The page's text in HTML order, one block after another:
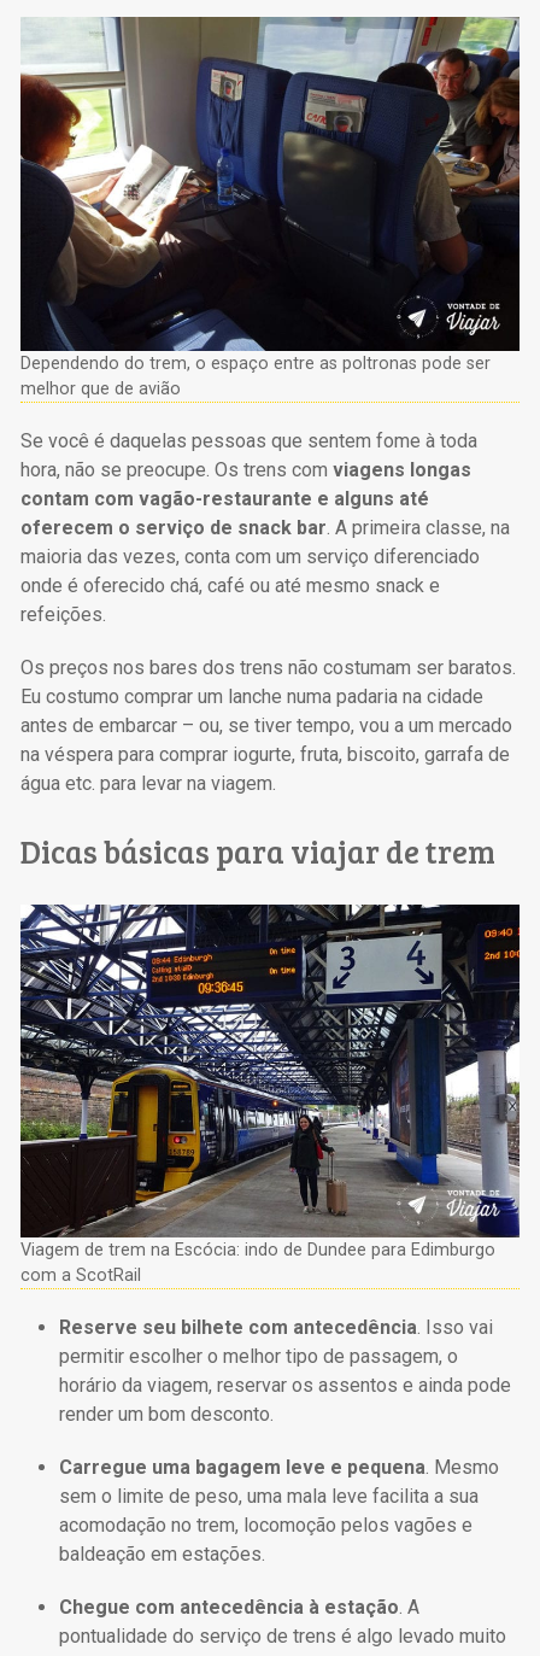
Dependendo do trem, o espaço entre as poltronas pode ser
melhor que de avião
Se você é daquelas pessoas que sentem fome à toda
hora, não se preocupe. Os trens com viagens longas
contam com vagão-restaurante e alguns até
oferecem o serviço de snack bar . A primeira classe, na
maioria das vezes, conta com um serviço diferenciado
onde é oferecido chá, café ou até mesmo snack e
refeições.
Os preços nos bares dos trens não costumam ser baratos.
Eu costumo comprar um lanche numa padaria na cidade
antes de embarcar – ou, se tiver tempo, vou a um mercado
na véspera para comprar iogurte, fruta, biscoito, garrafa de
água etc. para levar na viagem.
Dicas básicas para viajar de trem
Viagem de trem na Escócia: indo de Dundee para Edimburgo
com a ScotRail
Reserve seu bilhete com antecedência. Isso vai
permitir escolher o melhor tipo de passagem, o
horário da viagem, reservar os assentos e ainda pode
render um bom desconto.
Carregue uma bagagem leve e pequena. Mesmo
sem o limite de peso, uma mala leve facilita a sua
acomodação no trem, locomoção pelos vagões e
baldeação em estações.
Chegue com antecedência à estação. A
pontualidade do serviço de trens é algo levado muito